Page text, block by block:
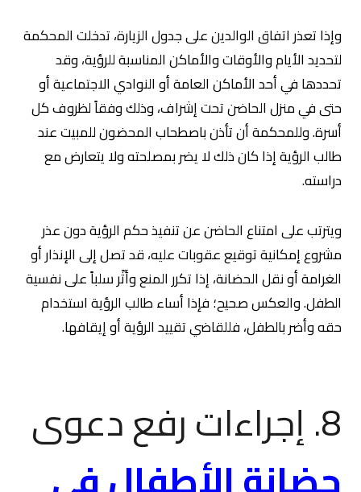
وإذا تعذر اتفاق الوالدين على جدول الزيارة، تدخلت المحكمة
لتحديد الأيام والأوقات والأماكن المناسبة للرؤية، وقد
تحددها في أحد الأماكن العامة أو النوادي الاجتماعية أو
حتى في منزل الحاضن تحت إشراف، وذلك وفقاً لظروف كل
أسرة. وللمحكمة أن تأذن باصطحاب المحضون للمبيت عند
طالب الرؤية إذا كان ذلك لا يضر بمصلحته ولا يتعارض مع
دراسته.
ويترتب على امتناع الحاضن عن تنفيذ حكم الرؤية دون عذر
مشروع إمكانية توقيع عقوبات عليه، قد تصل إلى الإنذار أو
الغرامة أو نقل الحضانة، إذا تكرر المنع وأثّر سلباً على نفسية
الطفل. والعكس صحيح؛ فإذا أساء طالب الرؤية استخدام
حقه وأضر بالطفل، فللقاضي تقييد الرؤية أو إيقافها.
8. إجراءات رفع دعوى